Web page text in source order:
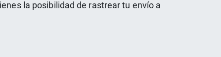
la posibilidad de rastrear tu envío a